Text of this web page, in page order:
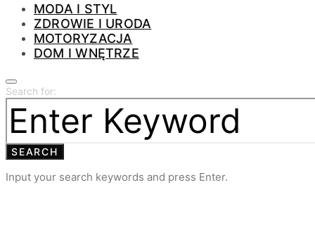
MODA I STYL
ZDROWIE I URODA
MOTORYZACJA
DOM I WNĘTRZE
Search for:
SEARCH
Input your search keywords and press Enter.